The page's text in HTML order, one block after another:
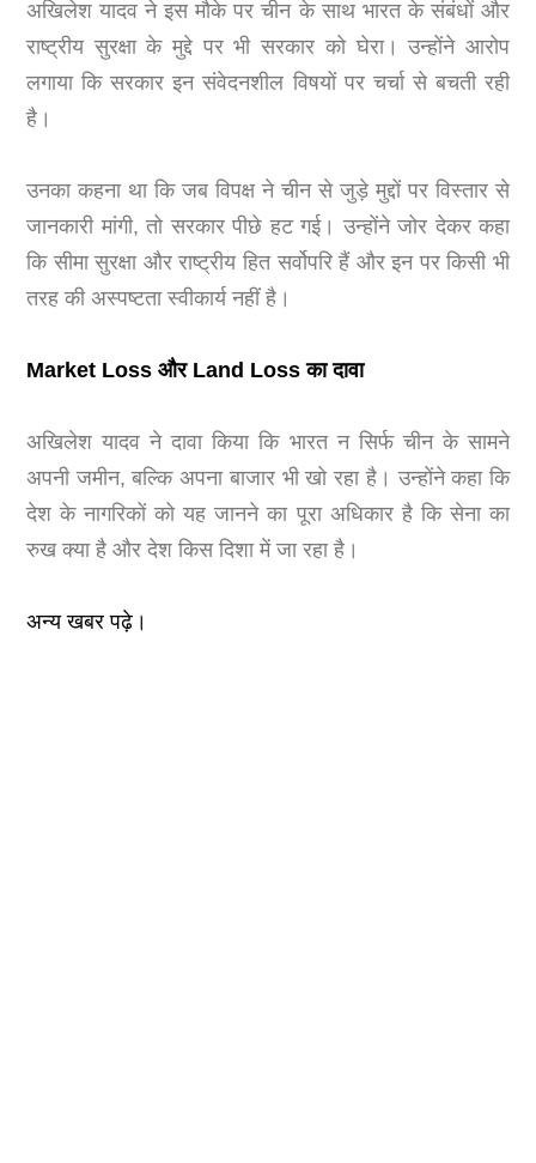
अखिलेश यादव ने इस मौके पर चीन के साथ भारत के संबंधों और
राष्ट्रीय सुरक्षा के मुद्दे पर भी सरकार को घेरा। उन्होंने आरोप
लगाया कि सरकार इन संवेदनशील विषयों पर चर्चा से बचती रही
है।
उनका कहना था कि जब विपक्ष ने चीन से जुड़े मुद्दों पर विस्तार से
जानकारी मांगी, तो सरकार पीछे हट गई। उन्होंने जोर देकर कहा
कि सीमा सुरक्षा और राष्ट्रीय हित सर्वोपरि हैं और इन पर किसी भी
तरह की अस्पष्टता स्वीकार्य नहीं है।
Market Loss और Land Loss का दावा
अखिलेश यादव ने दावा किया कि भारत न सिर्फ चीन के सामने
अपनी जमीन, बल्कि अपना बाजार भी खो रहा है। उन्होंने कहा कि
देश के नागरिकों को यह जानने का पूरा अधिकार है कि सेना का
रुख क्या है और देश किस दिशा में जा रहा है।
अन्य खबर पढ़े।